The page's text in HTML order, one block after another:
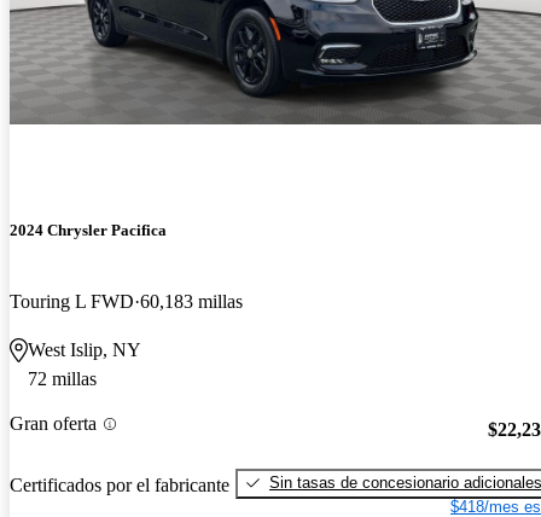
2024 Chrysler Pacifica
Touring L FWD 60,183 millas
West Islip, NY
72 millas
Gran oferta
Certificados por el fabricante
Sin tasas de concesionario adicionales
$418/mes